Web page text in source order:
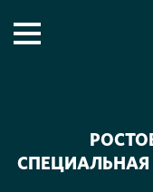
СПЕЦИАЛЬНАЯ